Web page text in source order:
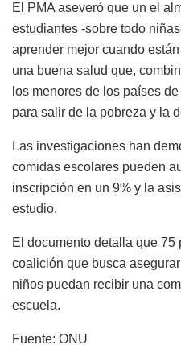
El PMA aseveró que un el
estudiantes -sobre todo
aprender mejor cuando
una buena salud que,
los menores de los países
para salir de la pobreza y la
Las investigaciones han
comidas escolares pueden
inscripción en un 9% y la
estudio.
El documento detalla que
coalición que busca
niños puedan recibir una
escuela.
Fuente: ONU